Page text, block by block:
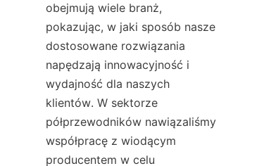
obejmują wiele branż,
pokazując, w jaki sposób nasze
dostosowane rozwiązania
napędzają innowacyjność i
wydajność dla naszych
klientów. W sektorze
półprzewodników nawiązaliśmy
współpracę z wiodącym
producentem w celu